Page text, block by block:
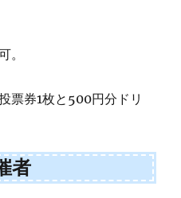
。
票券1枚と500円分ドリ
者